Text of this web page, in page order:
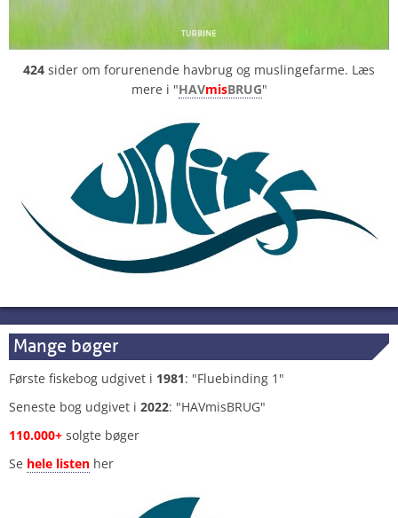
424 sider om forurenende havbrug og muslingefarme. Læs
mere i "HAVmisBRUG"
Mange bøger
Første fiskebog udgivet i 1981: "Fluebinding 1"
Seneste bog udgivet i 2022: "HAVmisBRUG"
110.000+ solgte bøger
Se hele listen her